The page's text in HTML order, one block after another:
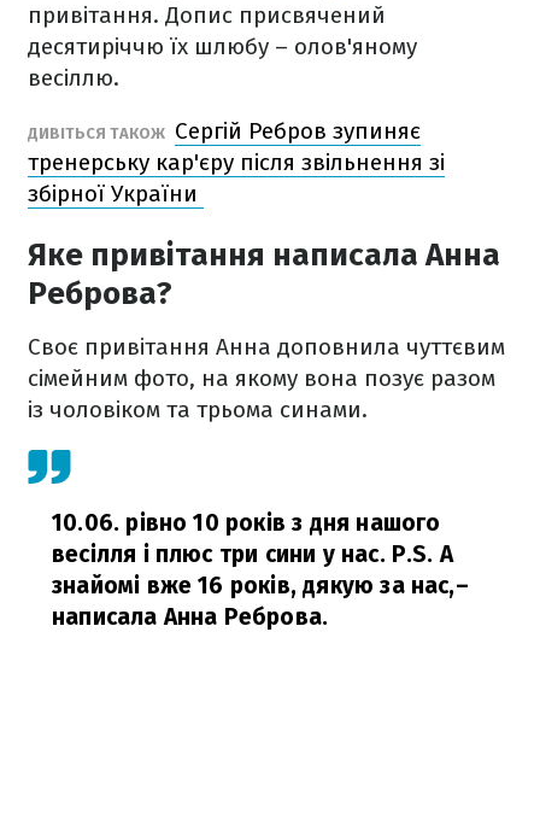
привітання. Допис присвячений
десятиріччю їх шлюбу – олов'яному
весіллю.
ДИВІТЬСЯ ТАКОЖ Сергій Ребров зупиняє
тренерську кар'єру після звільнення зі
збірної України
Яке привітання написала Анна
Реброва?
Своє привітання Анна доповнила чуттєвим
сімейним фото, на якому вона позує разом
із чоловіком та трьома синами.
10.06. рівно 10 років з дня нашого
весілля і плюс три сини у нас. P.S. А
знайомі вже 16 років, дякую за нас,–
написала Анна Реброва.